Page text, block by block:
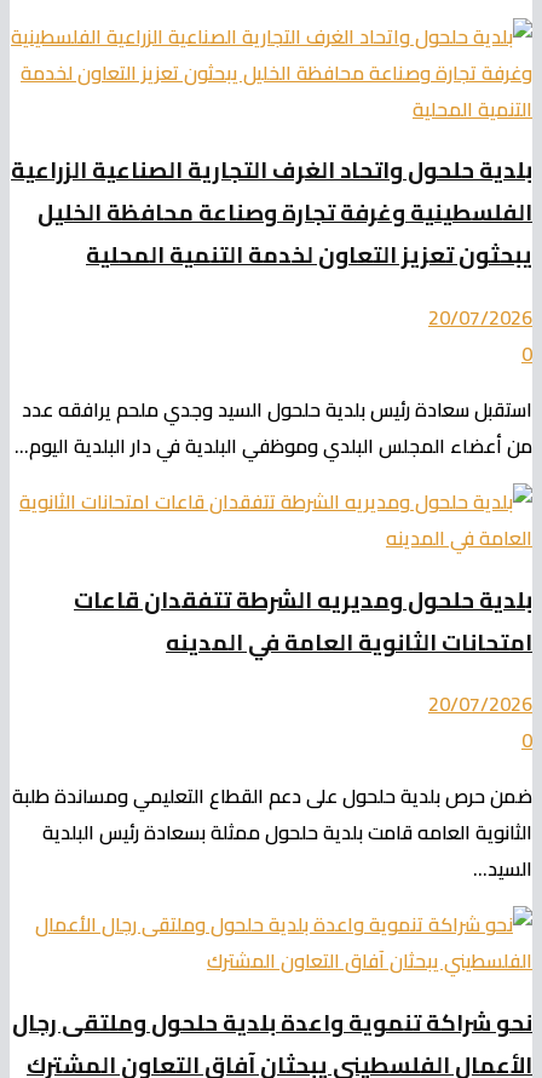
بلدية حلحول واتحاد الغرف التجارية الصناعية الزراعية
الفلسطينية وغرفة تجارة وصناعة محافظة الخليل
يبحثون تعزيز التعاون لخدمة التنمية المحلية
20/07/2026
0
استقبل سعادة رئيس بلدية حلحول السيد وجدي ملحم يرافقه عدد
من أعضاء المجلس البلدي وموظفي البلدية في دار البلدية اليوم...
بلدية حلحول ومديريه الشرطة تتفقدان قاعات
امتحانات الثانوية العامة في المدينه
20/07/2026
0
ضمن حرص بلدية حلحول على دعم القطاع التعليمي ومساندة طلبة
الثانوية العامه قامت بلدية حلحول ممثلة بسعادة رئيس البلدية
السيد...
نحو شراكة تنموية واعدة بلدية حلحول وملتقى رجال
الأعمال الفلسطيني يبحثان آفاق التعاون المشترك